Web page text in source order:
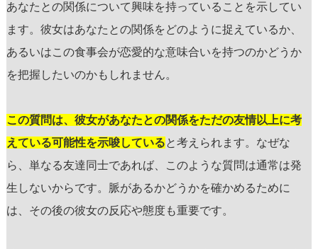
あなたとの関係について興味を持っていることを示してい
ます。彼女はあなたとの関係をどのように捉えているか、
あるいはこの食事会が恋愛的な意味合いを持つのかどうか
を把握したいのかもしれません。
この質問は、彼女があなたとの関係をただの友情以上に考
えている可能性を示唆していると考えられます。なぜな
ら、単なる友達同士であれば、このような質問は通常は発
生しないからです。脈があるかどうかを確かめるために
は、その後の彼女の反応や態度も重要です。